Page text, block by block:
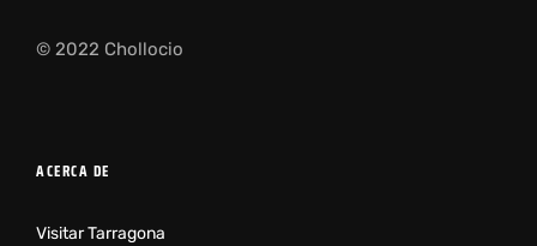
© 2022 Chollocio
ACERCA DE
Visitar Tarragona